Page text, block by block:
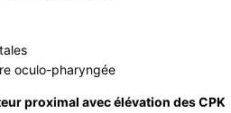
oculo-pharyngée
proximal avec élévation des CPK